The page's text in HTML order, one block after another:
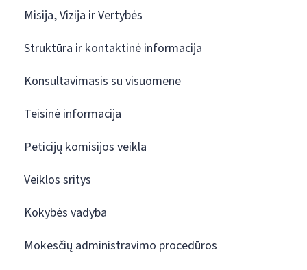
Misija, Vizija ir Vertybės
Struktūra ir kontaktinė informacija
Konsultavimasis su visuomene
Teisinė informacija
Peticijų komisijos veikla
Veiklos sritys
Kokybės vadyba
Mokesčių administravimo procedūros